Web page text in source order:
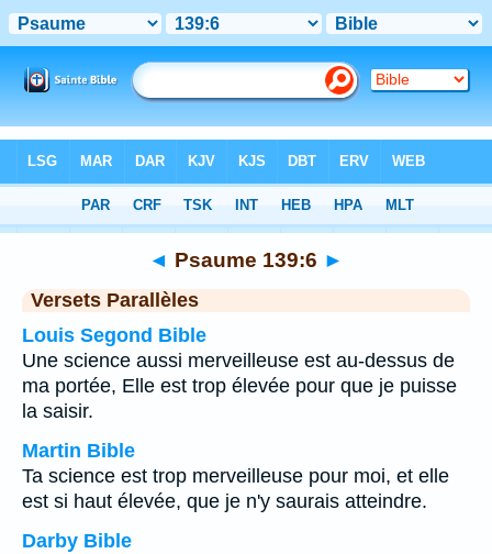
Chapitre 139 > Verset 6
◄ Psaume 139:6 ►
Versets Parallèles
Louis Segond Bible
Une science aussi merveilleuse est au-dessus de
ma portée, Elle est trop élevée pour que je puisse
la saisir.
Martin Bible
Ta science est trop merveilleuse pour moi, et elle
est si haut élevée, que je n'y saurais atteindre.
Darby Bible